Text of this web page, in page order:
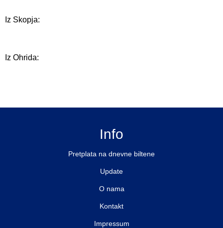
Iz Skopja:
Iz Ohrida:
Info
Pretplata na dnevne biltene
Update
O nama
Kontakt
Impressum